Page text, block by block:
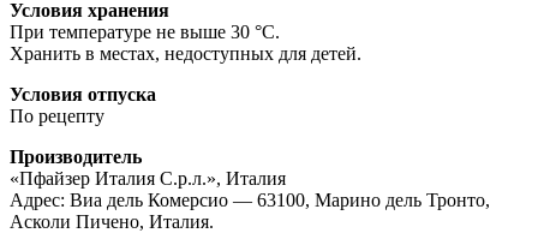
Условия хранения
При температуре не выше 30 °C.
Хранить в местах, недоступных для детей.
Условия отпуска
По рецепту
Производитель
«Пфайзер Италия С.р.л.», Италия
Адрес: Виа дель Комерсио — 63100, Марино дель Тронто,
Асколи Пичено, Италия.